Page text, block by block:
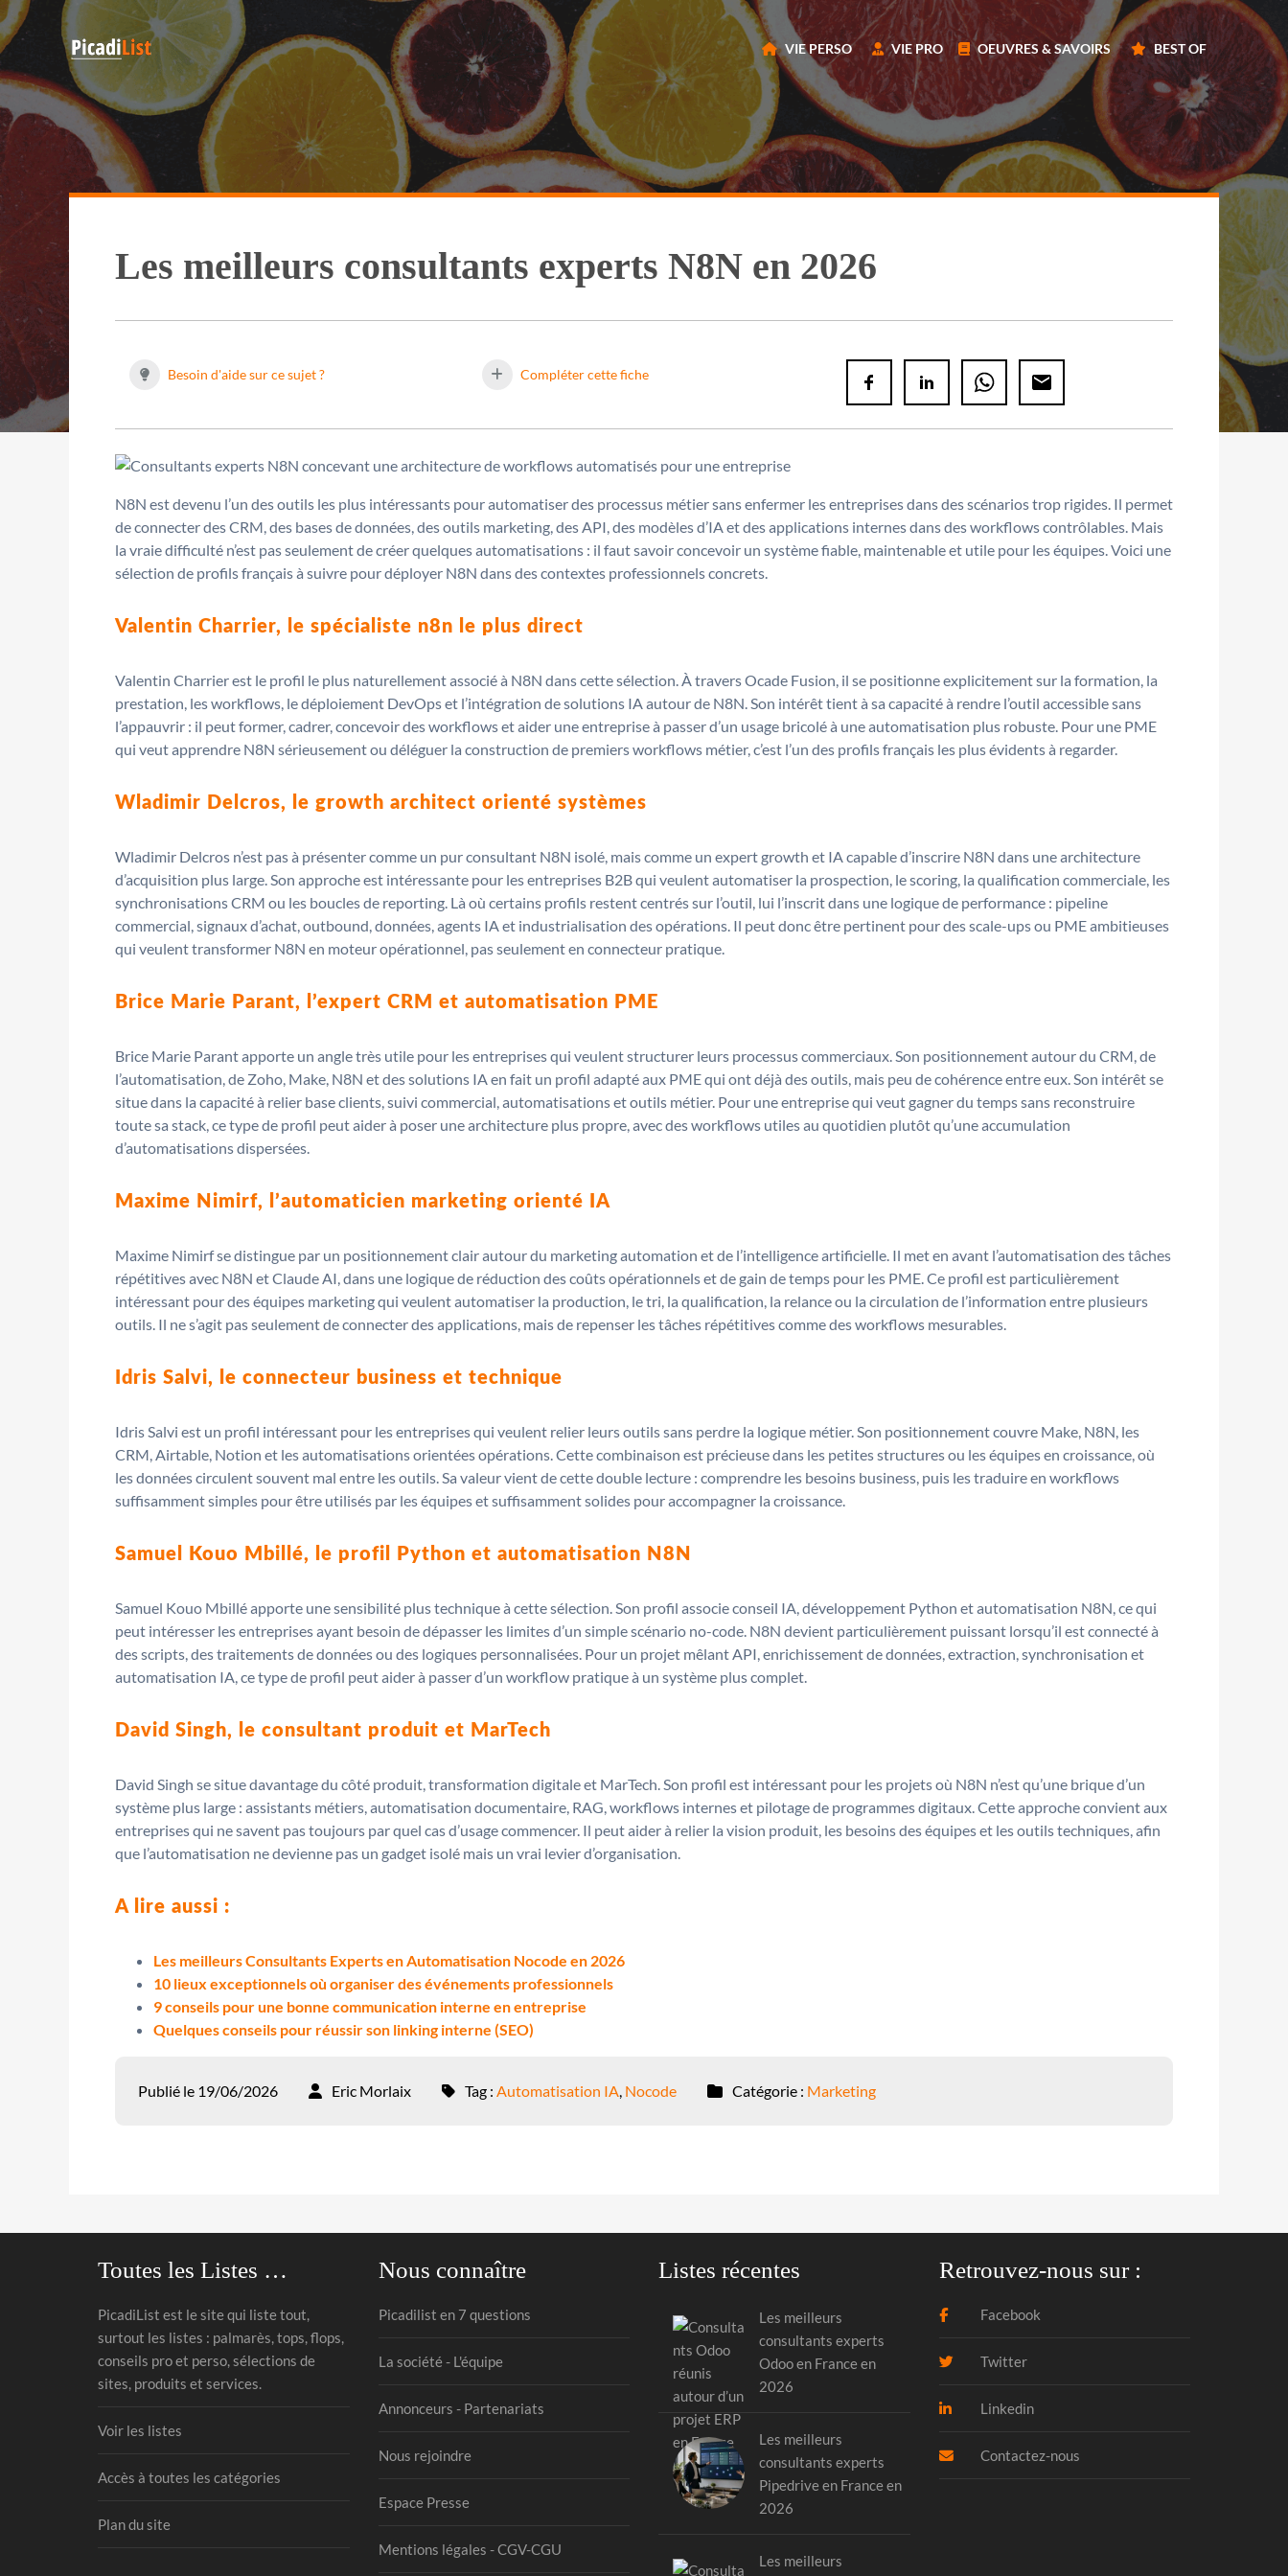
VIE PERSO VIE PRO OEUVRES & SAVOIRS BEST OF
Les meilleurs consultants experts N8N en 2026
Besoin d'aide sur ce sujet ? Compléter cette fiche
N8N est devenu l’un des outils les plus intéressants pour automatiser des processus métier sans enfermer les entreprises dans des scénarios trop rigides. Il permet
de connecter des CRM, des bases de données, des outils marketing, des API, des modèles d’IA et des applications internes dans des workflows contrôlables. Mais
la vraie difficulté n’est pas seulement de créer quelques automatisations : il faut savoir concevoir un système fiable, maintenable et utile pour les équipes. Voici une
sélection de profils français à suivre pour déployer N8N dans des contextes professionnels concrets.
Valentin Charrier, le spécialiste n8n le plus direct
Valentin Charrier est le profil le plus naturellement associé à N8N dans cette sélection. À travers Ocade Fusion, il se positionne explicitement sur la formation, la
prestation, les workflows, le déploiement DevOps et l’intégration de solutions IA autour de N8N. Son intérêt tient à sa capacité à rendre l’outil accessible sans
l’appauvrir : il peut former, cadrer, concevoir des workflows et aider une entreprise à passer d’un usage bricolé à une automatisation plus robuste. Pour une PME
qui veut apprendre N8N sérieusement ou déléguer la construction de premiers workflows métier, c’est l’un des profils français les plus évidents à regarder.
Wladimir Delcros, le growth architect orienté systèmes
Wladimir Delcros n’est pas à présenter comme un pur consultant N8N isolé, mais comme un expert growth et IA capable d’inscrire N8N dans une architecture
d’acquisition plus large. Son approche est intéressante pour les entreprises B2B qui veulent automatiser la prospection, le scoring, la qualification commerciale, les
synchronisations CRM ou les boucles de reporting. Là où certains profils restent centrés sur l’outil, lui l’inscrit dans une logique de performance : pipeline
commercial, signaux d’achat, outbound, données, agents IA et industrialisation des opérations. Il peut donc être pertinent pour des scale-ups ou PME ambitieuses
qui veulent transformer N8N en moteur opérationnel, pas seulement en connecteur pratique.
Brice Marie Parant, l’expert CRM et automatisation PME
Brice Marie Parant apporte un angle très utile pour les entreprises qui veulent structurer leurs processus commerciaux. Son positionnement autour du CRM, de
l’automatisation, de Zoho, Make, N8N et des solutions IA en fait un profil adapté aux PME qui ont déjà des outils, mais peu de cohérence entre eux. Son intérêt se
situe dans la capacité à relier base clients, suivi commercial, automatisations et outils métier. Pour une entreprise qui veut gagner du temps sans reconstruire
toute sa stack, ce type de profil peut aider à poser une architecture plus propre, avec des workflows utiles au quotidien plutôt qu’une accumulation
d’automatisations dispersées.
Maxime Nimirf, l’automaticien marketing orienté IA
Maxime Nimirf se distingue par un positionnement clair autour du marketing automation et de l’intelligence artificielle. Il met en avant l’automatisation des tâches
répétitives avec N8N et Claude AI, dans une logique de réduction des coûts opérationnels et de gain de temps pour les PME. Ce profil est particulièrement
intéressant pour des équipes marketing qui veulent automatiser la production, le tri, la qualification, la relance ou la circulation de l’information entre plusieurs
outils. Il ne s’agit pas seulement de connecter des applications, mais de repenser les tâches répétitives comme des workflows mesurables.
Idris Salvi, le connecteur business et technique
Idris Salvi est un profil intéressant pour les entreprises qui veulent relier leurs outils sans perdre la logique métier. Son positionnement couvre Make, N8N, les
CRM, Airtable, Notion et les automatisations orientées opérations. Cette combinaison est précieuse dans les petites structures ou les équipes en croissance, où
les données circulent souvent mal entre les outils. Sa valeur vient de cette double lecture : comprendre les besoins business, puis les traduire en workflows
suffisamment simples pour être utilisés par les équipes et suffisamment solides pour accompagner la croissance.
Samuel Kouo Mbillé, le profil Python et automatisation N8N
Samuel Kouo Mbillé apporte une sensibilité plus technique à cette sélection. Son profil associe conseil IA, développement Python et automatisation N8N, ce qui
peut intéresser les entreprises ayant besoin de dépasser les limites d’un simple scénario no-code. N8N devient particulièrement puissant lorsqu’il est connecté à
des scripts, des traitements de données ou des logiques personnalisées. Pour un projet mêlant API, enrichissement de données, extraction, synchronisation et
automatisation IA, ce type de profil peut aider à passer d’un workflow pratique à un système plus complet.
David Singh, le consultant produit et MarTech
David Singh se situe davantage du côté produit, transformation digitale et MarTech. Son profil est intéressant pour les projets où N8N n’est qu’une brique d’un
système plus large : assistants métiers, automatisation documentaire, RAG, workflows internes et pilotage de programmes digitaux. Cette approche convient aux
entreprises qui ne savent pas toujours par quel cas d’usage commencer. Il peut aider à relier la vision produit, les besoins des équipes et les outils techniques, afin
que l’automatisation ne devienne pas un gadget isolé mais un vrai levier d’organisation.
A lire aussi :
Les meilleurs Consultants Experts en Automatisation Nocode en 2026
10 lieux exceptionnels où organiser des événements professionnels
9 conseils pour une bonne communication interne en entreprise
Quelques conseils pour réussir son linking interne (SEO)
Publié le 19/06/2026 Eric Morlaix Tag : Automatisation IA, Nocode Catégorie : Marketing
Toutes les Listes …
PicadiList est le site qui liste tout,
surtout les listes : palmarès, tops, flops,
conseils pro et perso, sélections de
sites, produits et services.
Voir les listes
Accès à toutes les catégories
Plan du site
Nous connaître
Picadilist en 7 questions
La société - L'équipe
Annonceurs - Partenariats
Nous rejoindre
Espace Presse
Mentions légales - CGV-CGU
Listes récentes
Les meilleurs
consultants experts
Odoo en France en
2026
Les meilleurs
consultants experts
Pipedrive en France en
2026
Les meilleurs
Retrouvez-nous sur :
Facebook
Twitter
Linkedin
Contactez-nous